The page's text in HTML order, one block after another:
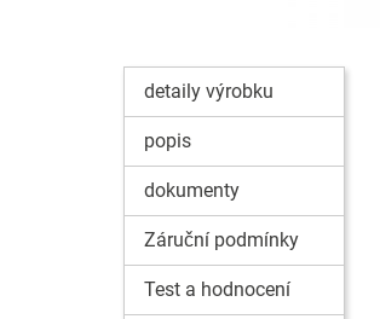
detaily výrobku
popis
dokumenty
Záruční podmínky
Test a hodnocení